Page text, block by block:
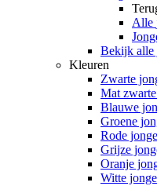
Alle
Bekijk alle
Kleuren
Zwarte
Mat
Blauwe
Groene
Rode
Grijze
Oranje
Witte